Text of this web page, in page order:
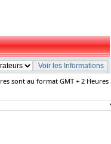
sont au format GMT + 2 Heures